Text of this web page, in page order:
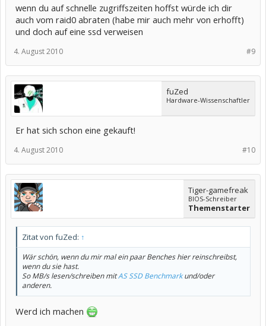
wenn du auf schnelle zugriffszeiten hoffst würde ich dir
auch vom raid0 abraten (habe mir auch mehr von erhofft)
und doch auf eine ssd verweisen
#9
4. August 2010
fuZed
Hardware-Wissenschaftler
Er hat sich schon eine gekauft!
#10
4. August 2010
Tiger-gamefreak
BIOS-Schreiber
Themenstarter
Zitat von fuZed: ↑
Wär schön, wenn du mir mal ein paar Benches hier reinschreibst,
wenn du sie hast.
So MB/s lesen/schreiben mitAS SSD Benchmarkund/oder
anderen.
Werd ich machen